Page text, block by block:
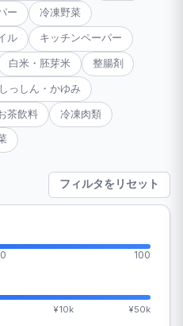
ー 冷凍野菜
ル キッチンペーパー
白米・胚芽米 整腸剤
しっしん・かゆみ
茶飲料 冷凍肉類
フィルタをリセット
100
¥10k ¥50k